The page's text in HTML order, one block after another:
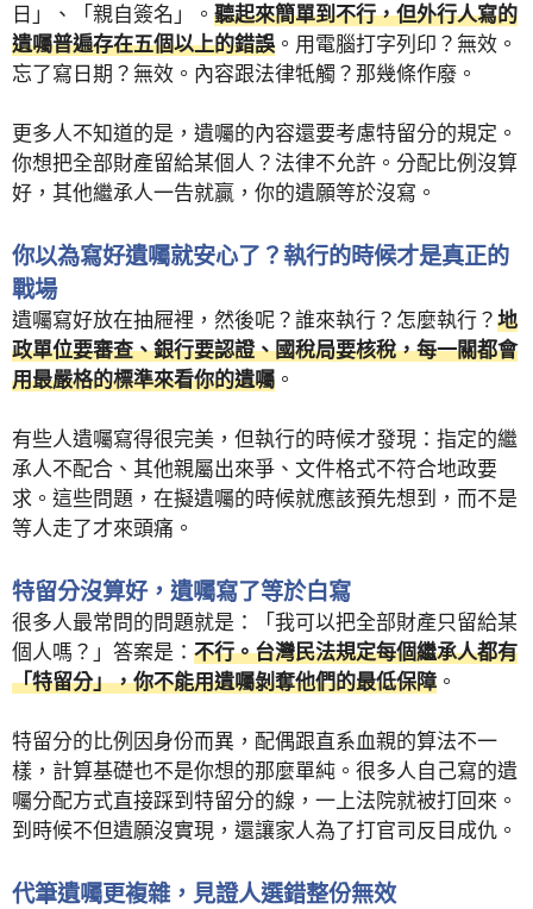
日」、「親自簽名」。 聽起來簡單到不行，但外行人寫的
遺囑普遍存在五個以上的錯誤 。用電腦打字列印？無效。
忘了寫日期？無效。內容跟法律牴觸？那幾條作廢。
更多人不知道的是，遺囑的內容還要考慮特留分的規定。
你想把全部財產留給某個人？法律不允許。分配比例沒算
好，其他繼承人一告就贏，你的遺願等於沒寫。
你以為寫好遺囑就安心了？執行的時候才是真正的
戰場
遺囑寫好放在抽屜裡，然後呢？誰來執行？怎麼執行？ 地
政單位要審查、銀行要認證、國稅局要核稅，每一關都會
用最嚴格的標準來看你的遺囑 。
有些人遺囑寫得很完美，但執行的時候才發現：指定的繼
承人不配合、其他親屬出來爭、文件格式不符合地政要
求。這些問題，在擬遺囑的時候就應該預先想到，而不是
等人走了才來頭痛。
特留分沒算好，遺囑寫了等於白寫
很多人最常問的問題就是：「我可以把全部財產只留給某
個人嗎？」答案是： 不行。台灣民法規定每個繼承人都有
「特留分」，你不能用遺囑剝奪他們的最低保障 。
特留分的比例因身份而異，配偶跟直系血親的算法不一
樣，計算基礎也不是你想的那麼單純。很多人自己寫的遺
囑分配方式直接踩到特留分的線，一上法院就被打回來。
到時候不但遺願沒實現，還讓家人為了打官司反目成仇。
代筆遺囑更複雜，見證人選錯整份無效